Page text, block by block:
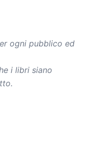
ogni pubblico ed
i libri siano